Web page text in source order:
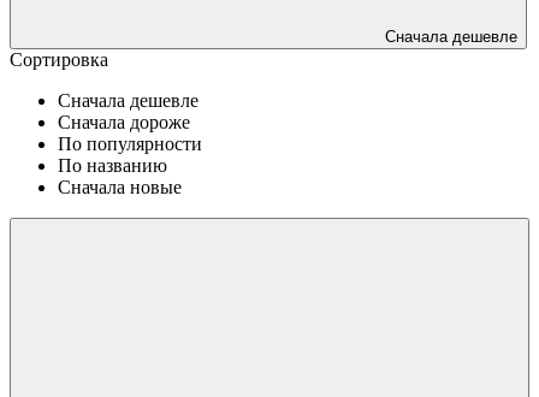
Сначала дешевле
Сортировка
Сначала дешевле
Сначала дороже
По популярности
По названию
Сначала новые